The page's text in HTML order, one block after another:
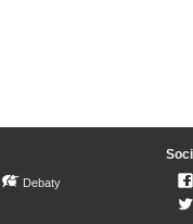
Debaty